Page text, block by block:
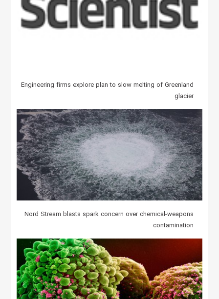
Engineering firms explore plan to slow melting of Greenland
glacier
Nord Stream blasts spark concern over chemical-weapons
contamination